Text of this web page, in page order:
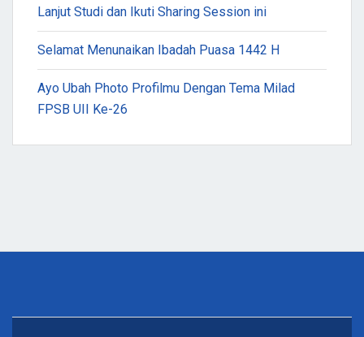
Lanjut Studi dan Ikuti Sharing Session ini
Selamat Menunaikan Ibadah Puasa 1442 H
Ayo Ubah Photo Profilmu Dengan Tema Milad
FPSB UII Ke-26